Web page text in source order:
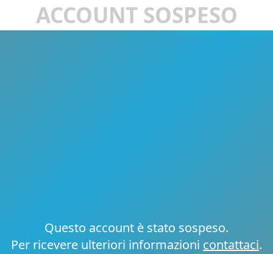
ACCOUNT SOSPESO
Questo account è stato sospeso.
Per ricevere ulteriori informazioni contattaci.